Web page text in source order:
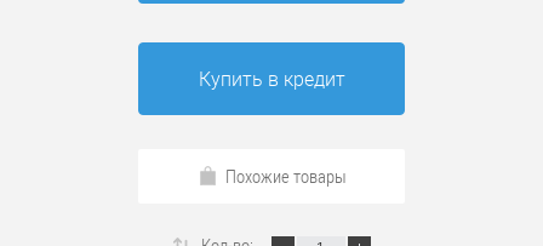
Купить в кредит
Похожие товары